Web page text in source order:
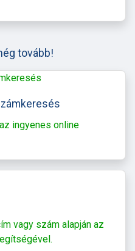
tovább!
ingyenes online
vagy szám alapján az